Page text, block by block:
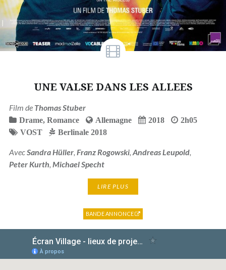
UNE VALSE DANS LES ALLEES
Film de Thomas Stuber
Drame, Romance Allemagne 2018
2h05
VOST
Berlinale 2018
Avec Sandra Hüller, Franz Rogowski, Andreas Leupold,
Peter Kurth Michael Specht
LIRE PLUS
BANDE ANNONCE